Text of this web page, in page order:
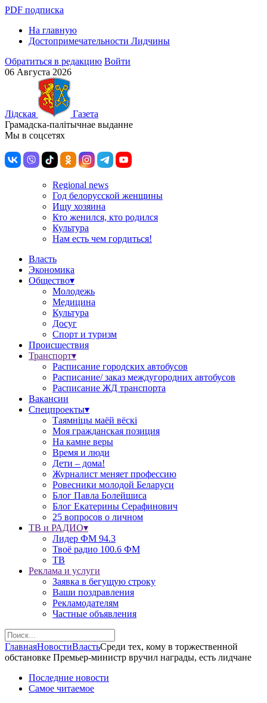
PDF подписка
На главную
Достопримечательности Лидчины
Обратиться в редакцию Войти
06 Августа 2026
Лiдская
Газета
Грамадска-палiтычнае выданне
Мы в соцсетях
Regional news
Год белорусской женщины
Ищу хозяина
Кто женился, кто родился
Культура
Нам есть чем гордиться!
Власть
Экономика
Общество▾
Молодежь
Медицина
Культура
Досуг
Спорт и туризм
Происшествия
Транспорт▾
Расписание городских автобусов
Расписание/ заказ междугородних автобусов
Расписание ЖД транспорта
Вакансии
Спецпроекты▾
Таямніцы маёй вёскі
Моя гражданская позиция
На камне веры
Время и люди
Дети – дома!
Журналист меняет профессию
Ровесники молодой Беларуси
Блог Павла Болейшиса
Блог Екатерины Серафинович
25 вопросов о личном
ТВ и РАДИО▾
Лидер ФМ 94.3
Твоё радио 100.6 ФМ
ТВ
Реклама и услуги
Заявка в бегущую строку
Ваши поздравления
Рекламодателям
Частные объявления
ГлавнаяНовостиВластьСреди тех, кому в торжественной
обстановке Премьер-министр вручил награды, есть лидчане
Последние новости
Самое читаемое